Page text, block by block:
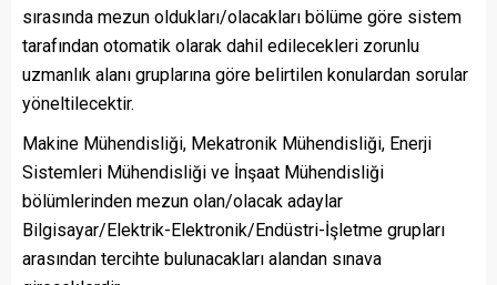
sırasında mezun oldukları/olacakları bölüme göre sistem
tarafından otomatik olarak dahil edilecekleri zorunlu
uzmanlık alanı gruplarına göre belirtilen konulardan sorular
yöneltilecektir.
Makine Mühendisliği, Mekatronik Mühendisliği, Enerji
Sistemleri Mühendisliği ve İnşaat Mühendisliği
bölümlerinden mezun olan/olacak adaylar
Bilgisayar/Elektrik-Elektronik/Endüstri-İşletme grupları
arasından tercihte bulunacakları alandan sınava